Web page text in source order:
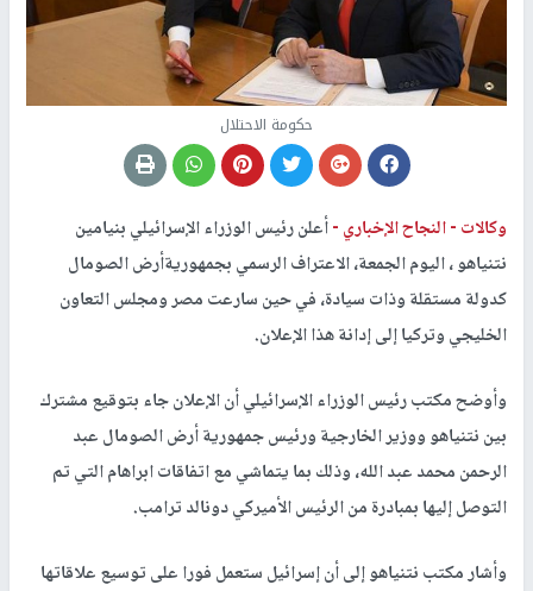
حكومة الاحتلال
وكالات -النجاح الإخباري -أعلن رئيس الوزراء الإسرائيلي بنيامين
نتنياهو ، اليوم الجمعة، الاعتراف الرسمي بجمهوريةأرض الصومال
كدولة مستقلة وذات سيادة، في حين سارعت مصر ومجلس التعاون
الخليجي وتركيا إلى إدانة هذا الإعلان.
وأوضح مكتب رئيس الوزراء الإسرائيلي أن الإعلان جاء بتوقيع مشترك
بين نتنياهو ووزير الخارجية ورئيس جمهورية أرض الصومال عبد
الرحمن محمد عبد الله، وذلك بما يتماشي مع اتفاقات ابراهام التي تم
التوصل إليها بمبادرة من الرئيس الأميركي دونالد ترامب.
وأشار مكتب نتنياهو إلى أن إسرائيل ستعمل فورا على توسيع علاقاتها